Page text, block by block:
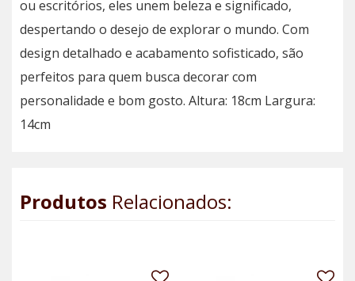
ou escritórios, eles unem beleza e significado,
despertando o desejo de explorar o mundo. Com
design detalhado e acabamento sofisticado, são
perfeitos para quem busca decorar com
personalidade e bom gosto. Altura: 18cm Largura:
14cm
Produtos Relacionados: